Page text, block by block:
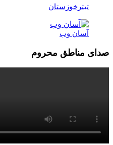
تیترخوزستان
آسان وب
صدای مناطق محروم